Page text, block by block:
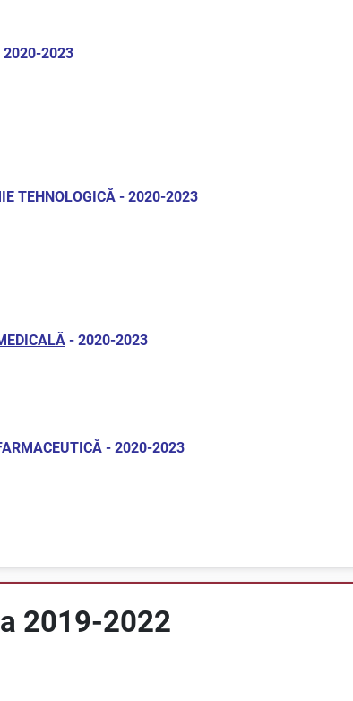
2020-2023
TEHNOLOGICĂ - 2020-2023
- 2020-2023
- 2020-2023
2019-2022